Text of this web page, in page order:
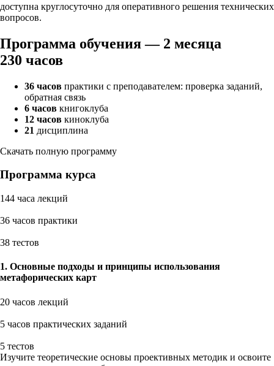
доступна круглосуточно для оперативного решения технических
вопросов.
Программа обучения — 2 месяца
230 часов
36 часов практики с преподавателем: проверка заданий,
обратная связь
6 часов книгоклуба
12 часов киноклуба
21 дисциплина
Скачать полную программу
Программа курса
144 часа лекций
36 часов практики
38 тестов
1. Основные подходы и принципы использования
метафорических карт
20 часов лекций
5 часов практических заданий
5 тестов
Изучите теоретические основы проективных методик и освоите